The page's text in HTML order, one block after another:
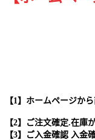
【1】ホームページか
【2】ご注文確定.在庫
【3】ご入金確認 入金